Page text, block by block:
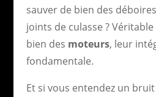
sauver de bien des
joints de culasse ? Véritable
bien des moteurs, leur
fondamentale.
Et si vous entendez un